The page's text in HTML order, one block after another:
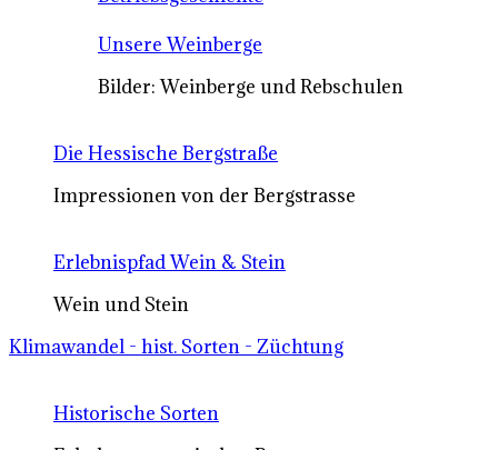
Unsere Weinberge
Bilder: Weinberge und Rebschulen
Die Hessische Bergstraße
Impressionen von der Bergstrasse
Erlebnispfad Wein & Stein
Wein und Stein
Klimawandel - hist. Sorten - Züchtung
Historische Sorten